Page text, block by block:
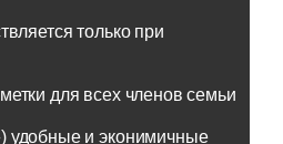
только при
для всех членов семьи
удобные и эконимичные